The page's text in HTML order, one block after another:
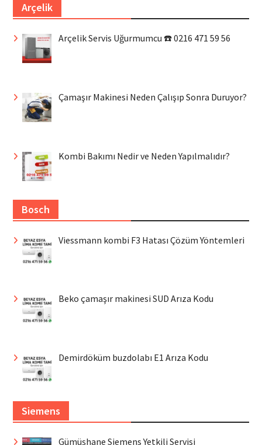
Arçelik
Arçelik Servis Uğurmumcu ☎️ 0216 471 59 56
Çamaşır Makinesi Neden Çalışıp Sonra Duruyor?
Kombi Bakımı Nedir ve Neden Yapılmalıdır?
Bosch
Viessmann kombi F3 Hatası Çözüm Yöntemleri
Beko çamaşır makinesi SUD Arıza Kodu
Demirdöküm buzdolabı E1 Arıza Kodu
Siemens
Gümüşhane Siemens Yetkili Servisi